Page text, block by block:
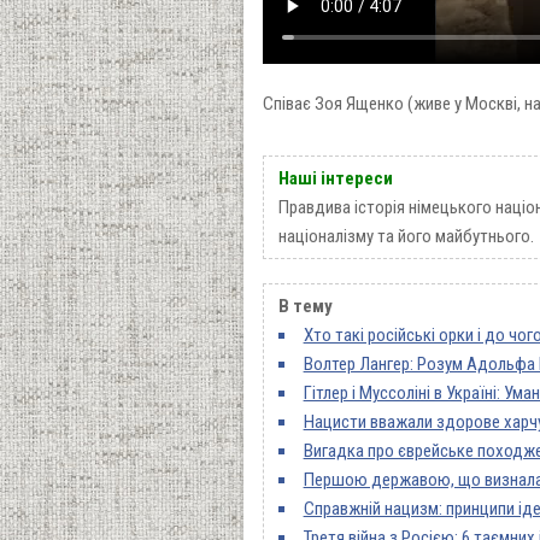
Співає Зоя Ященко (живе у Москві,
Наші інтереси
Правдива історія німецького
націоналізму та його майбутнього.
В тему
Хто такі російські орки і до
Волтер Лангер: Розум Адольфа
Гітлер і Муссоліні в Україні:
Нацисти вважали здорове
Вигадка про єврейське
Першою державою, що визнала
Справжній нацизм: принципи